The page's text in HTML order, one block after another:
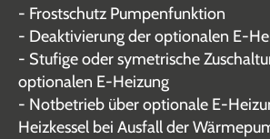
- Frostschutz Pumpenfunktion
- Deaktivierung der optionalen E-
- Stufige oder symetrische
optionalen E-Heizung
- Notbetrieb über optionale E-
Heizkessel bei Ausfall der